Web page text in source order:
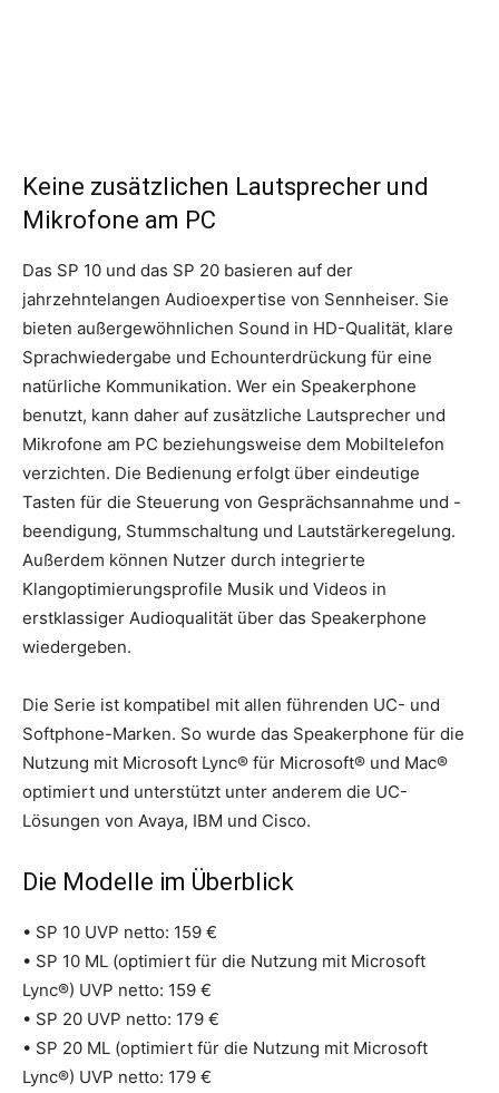
Keine zusätzlichen Lautsprecher und
Mikrofone am PC
Das SP 10 und das SP 20 basieren auf der
jahrzehntelangen Audioexpertise von Sennheiser. Sie
bieten außergewöhnlichen Sound in HD-Qualität, klare
Sprachwiedergabe und Echounterdrückung für eine
natürliche Kommunikation. Wer ein Speakerphone
benutzt, kann daher auf zusätzliche Lautsprecher und
Mikrofone am PC beziehungsweise dem Mobiltelefon
verzichten. Die Bedienung erfolgt über eindeutige
Tasten für die Steuerung von Gesprächsannahme und -
beendigung, Stummschaltung und Lautstärkeregelung.
Außerdem können Nutzer durch integrierte
Klangoptimierungsprofile Musik und Videos in
erstklassiger Audioqualität über das Speakerphone
wiedergeben.
Die Serie ist kompatibel mit allen führenden UC- und
Softphone-Marken. So wurde das Speakerphone für die
Nutzung mit Microsoft Lync® für Microsoft® und Mac®
optimiert und unterstützt unter anderem die UC-
Lösungen von Avaya, IBM und Cisco.
Die Modelle im Überblick
• SP 10 UVP netto: 159 €
• SP 10 ML (optimiert für die Nutzung mit Microsoft
Lync®) UVP netto: 159 €
• SP 20 UVP netto: 179 €
• SP 20 ML (optimiert für die Nutzung mit Microsoft
Lync®) UVP netto: 179 €